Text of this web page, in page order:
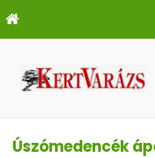
Úszómedencék